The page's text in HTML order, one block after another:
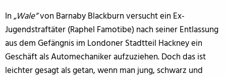
In„Wale“von Barnaby Blackburn versucht ein Ex-
Jugendstraftäter (Raphel Famotibe) nach seiner Entlassung
aus dem Gefängnis im Londoner Stadtteil Hackney ein
Geschäft als Automechaniker aufzuziehen. Doch das ist
leichter gesagt als getan, wenn man jung, schwarz und